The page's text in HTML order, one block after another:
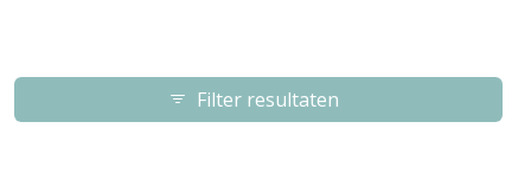
Filter resultaten